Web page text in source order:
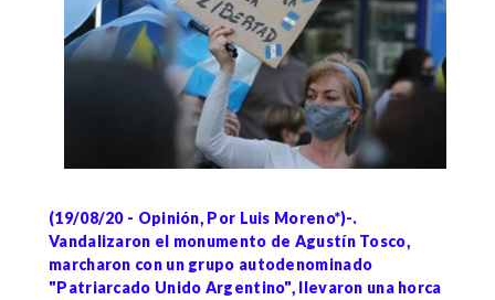
(19/08/20 - Opinión, Por Luis Moreno*)-.
Vandalizaron el monumento de Agustín Tosco,
marcharon con un grupo autodenominado
"Patriarcado Unido Argentino", llevaron una horca